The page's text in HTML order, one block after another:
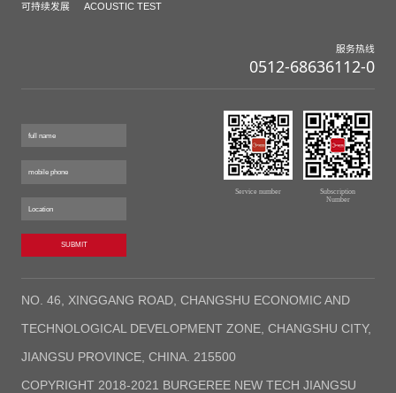
可持续发展 ACOUSTIC TEST
服务热线
0512-68636112-0
SUBMIT
Service number
Subscription
Number
NO. 46, XINGGANG ROAD, CHANGSHU ECONOMIC AND
TECHNOLOGICAL DEVELOPMENT ZONE, CHANGSHU CITY,
JIANGSU PROVINCE, CHINA. 215500
COPYRIGHT 2018-2021 BURGEREE NEW TECH JIANGSU